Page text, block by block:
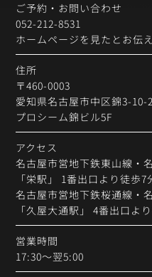
ご予約・お問い合わせ
052-212-8531
ホームページを見たとお伝
住所
〒460-0003
愛知県名古屋市中区錦3-10-
プロシーム錦ビル5F
アクセス
名古屋市営地下鉄東山線・
「栄駅」
1番出口より徒歩7
名古屋市営地下鉄桜通線・
「久屋大通駅」
4番出口よ
営業時間
17:30〜翌5:00